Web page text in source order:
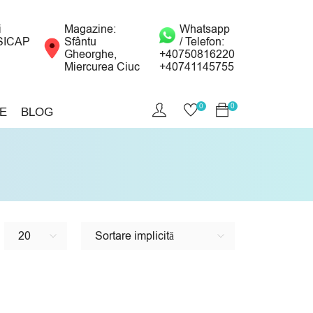
Magazine:
Sfântu
Gheorghe,
Miercurea Ciuc
Whatsapp
/ Telefon:
+40750816220
+40741145755
BLOG 0
0
Sortare implicită
20